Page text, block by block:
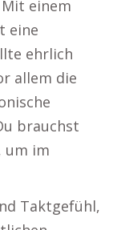
einem
eine
ehrlich
allem die
brauchst
um im
Taktgefühl,